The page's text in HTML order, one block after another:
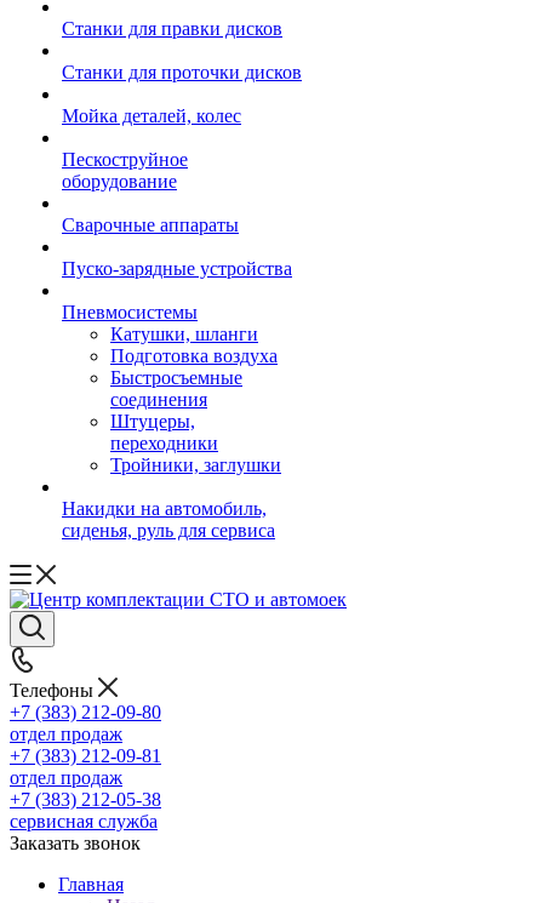
Станки для правки дисков
Станки для проточки дисков
Мойка деталей, колес
Пескоструйное
оборудование
Сварочные аппараты
Пуско-зарядные устройства
Пневмосистемы
Катушки, шланги
Подготовка воздуха
Быстросъемные
соединения
Штуцеры,
переходники
Тройники, заглушки
Накидки на автомобиль,
сиденья, руль для сервиса
Телефоны
+7 (383) 212-09-80
отдел продаж
+7 (383) 212-09-81
отдел продаж
+7 (383) 212-05-38
сервисная служба
Заказать звонок
Главная